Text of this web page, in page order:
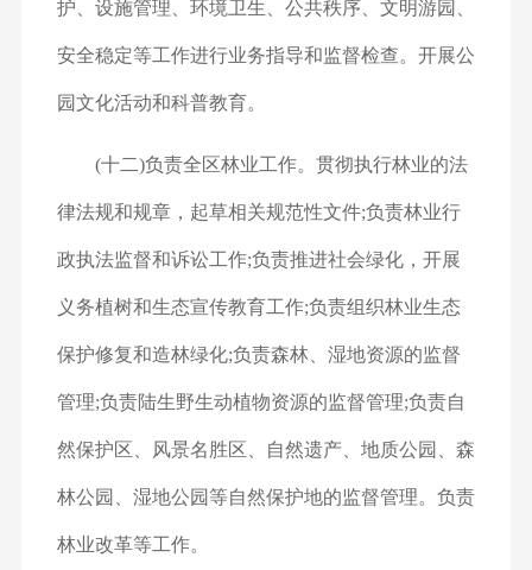
护、设施管理、环境卫生、公共秩序、文明游园、
安全稳定等工作进行业务指导和监督检查。开展公
园文化活动和科普教育。
(十二)负责全区林业工作。贯彻执行林业的法
律法规和规章，起草相关规范性文件;负责林业行
政执法监督和诉讼工作;负责推进社会绿化，开展
义务植树和生态宣传教育工作;负责组织林业生态
保护修复和造林绿化;负责森林、湿地资源的监督
管理;负责陆生野生动植物资源的监督管理;负责自
然保护区、风景名胜区、自然遗产、地质公园、森
林公园、湿地公园等自然保护地的监督管理。负责
林业改革等工作。